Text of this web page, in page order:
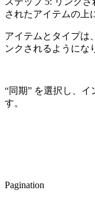
されたアイテムの上
アイテムとタイプは
ンクされるようにな
“同期” を選択し、
す。
Pagination